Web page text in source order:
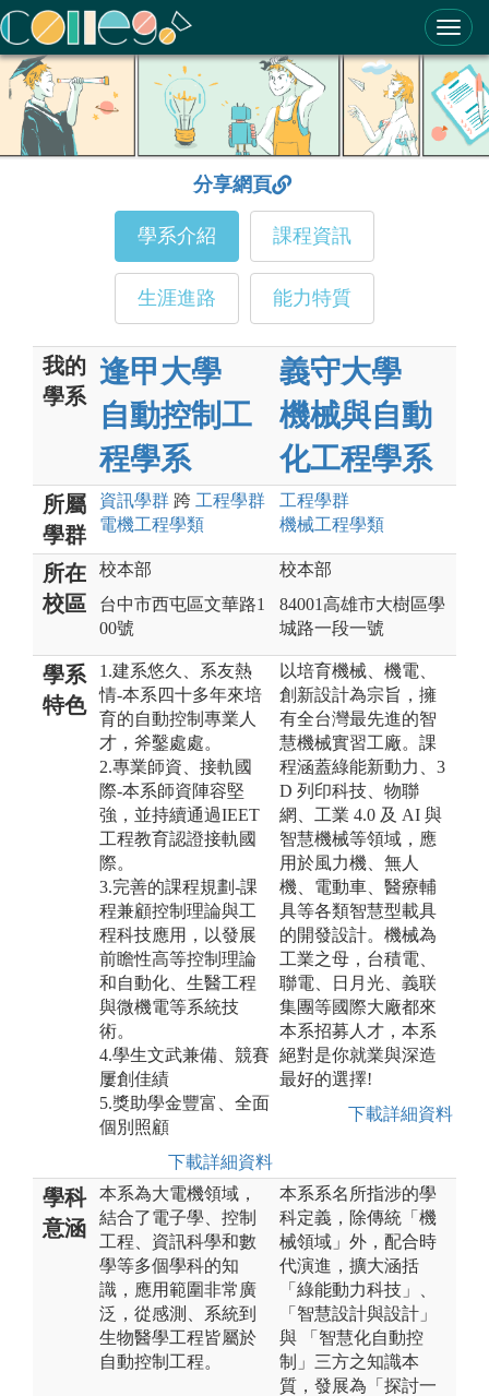
ColleGo! 大學選才與高中育才輔助系統
分享網頁
學系介紹 課程資訊
生涯進路 能力特質
我的
學系
逢甲大學
自動控制工
程學系
義守大學
機械與自動
化工程學系
所屬
學群
資訊學群 跨 工程學群
電機工程學類
工程學群
機械工程學類
所在
校區
校本部
台中市西屯區文華路1
00號
校本部
84001高雄市大樹區學
城路一段一號
學系
特色
1.建系悠久、系友熱
情-本系四十多年來培
育的自動控制專業人
才，斧鑿處處。
2.專業師資、接軌國
際-本系師資陣容堅
強，並持續通過IEET
工程教育認證接軌國
際。
3.完善的課程規劃-課
程兼顧控制理論與工
程科技應用，以發展
前瞻性高等控制理論
和自動化、生醫工程
與微機電等系統技
術。
4.學生文武兼備、競賽
屢創佳績
5.獎助學金豐富、全面
個別照顧
下載詳細資料
以培育機械、機電、
創新設計為宗旨，擁
有全台灣最先進的智
慧機械實習工廠。課
程涵蓋綠能新動力、3
D 列印科技、物聯
網、工業 4.0 及 AI 與
智慧機械等領域，應
用於風力機、無人
機、電動車、醫療輔
具等各類智慧型載具
的開發設計。機械為
工業之母，台積電、
聯電、日月光、義联
集團等國際大廠都來
本系招募人才，本系
絕對是你就業與深造
最好的選擇!
下載詳細資料
學科
意涵
本系為大電機領域，
結合了電子學、控制
工程、資訊科學和數
學等多個學科的知
識，應用範圍非常廣
泛，從感測、系統到
生物醫學工程皆屬於
自動控制工程。
本系系名所指涉的學
科定義，除傳統「機
械領域」外，配合時
代演進，擴大涵括
「綠能動力科技」、
「智慧設計與設計」
與 「智慧化自動控
制」三方之知識本
質，發展為「探討一